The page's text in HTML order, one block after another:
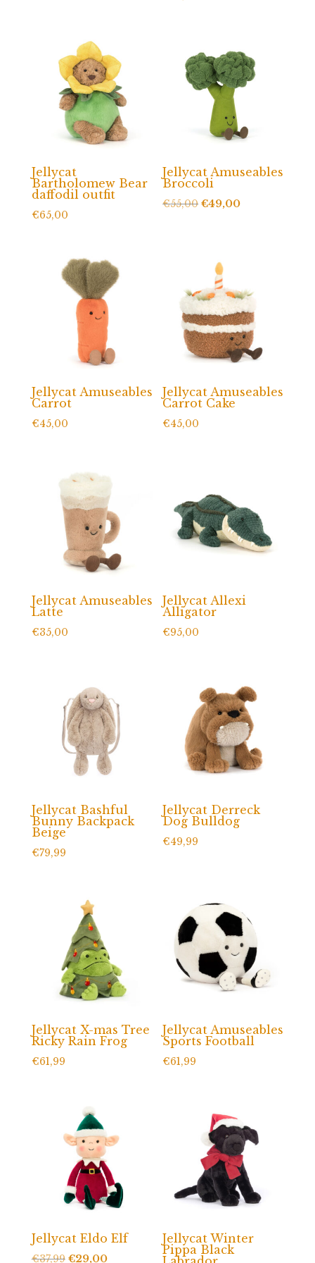
Jellycat
Bartholomew Bear
daffodil outfit
€65,00
Jellycat Amuseables
Broccoli
€55,00 Oorspronkelijke
€49,00Huidige
Jellycat Amuseables
Carrot
€45,00
Jellycat Amuseables
Carrot Cake
€45,00
Jellycat Amuseables
Latte
€35,00
Jellycat Allexi
Alligator
€95,00
Jellycat Bashful
Bunny Backpack
Beige
€79,99
Jellycat Derreck
Dog Bulldog
€49,99
Jellycat X-mas Tree
Ricky Rain Frog
€61,99
Jellycat Amuseables
Sports Football
€61,99
Jellycat Eldo Elf
€37,99 Oorspronkelijke
€29,00Huidige
Jellycat Winter
Pippa Black